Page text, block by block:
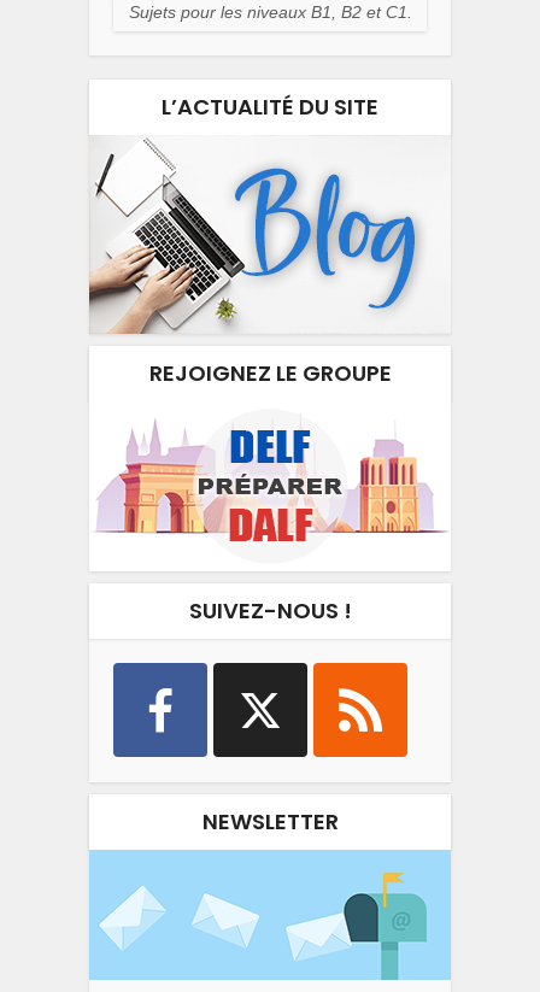
Sujets pour les niveaux B1, B2 et C1.
L’ACTUALITÉ DU SITE
REJOIGNEZ LE GROUPE
SUIVEZ-NOUS !
NEWSLETTER